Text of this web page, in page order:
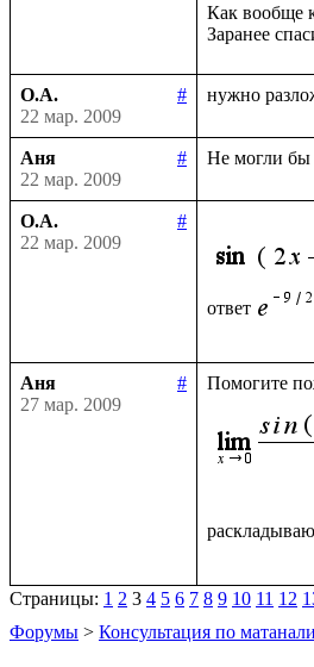
Как вообще
О.А.
#
22 мар. 2009
Аня
#
22 мар. 2009
О.А.
#
22 мар. 2009
ответ
Аня
#
27 мар. 2009
Страницы: 1 2 3 4 5 6 7 8 9 10 11 12
Форумы > Консультация по